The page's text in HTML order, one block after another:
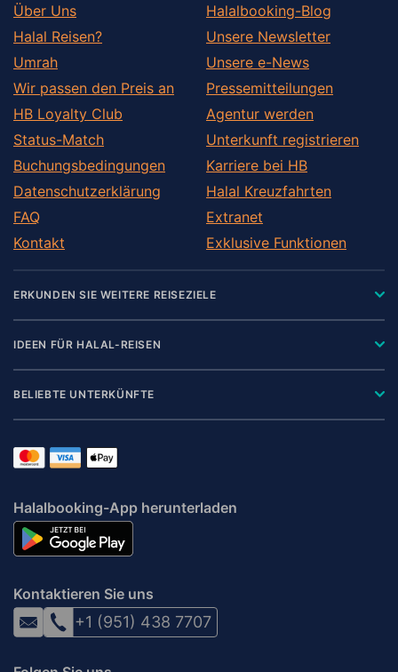
Über Uns
Halal Reisen?
Umrah
Wir passen den Preis an
HB Loyalty Club
Status-Match
Buchungsbedingungen
Datenschutzerklärung
FAQ
Kontakt
Halalbooking-Blog
Unsere Newsletter
Unsere e-News
Pressemitteilungen
Agentur werden
Unterkunft registrieren
Karriere bei HB
Halal Kreuzfahrten
Extranet
Exklusive Funktionen
ERKUNDEN SIE WEITERE REISEZIELE
IDEEN FÜR HALAL-REISEN
BELIEBTE UNTERKÜNFTE
Halalbooking-App herunterladen
Kontaktieren Sie uns
+1 (951) 438 7707